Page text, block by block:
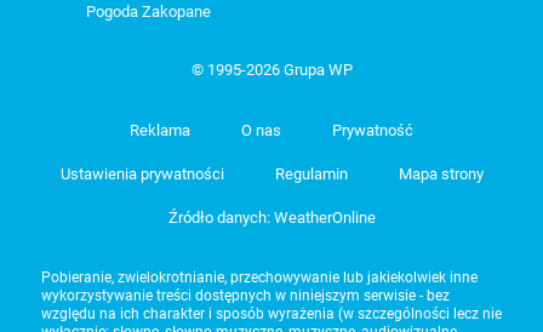
Pogoda Zakopane
© 1995-2026 Grupa WP
Reklama O nas Prywatność
Ustawienia prywatności Regulamin Mapa strony
Źródło danych: WeatherOnline
Pobieranie, zwielokrotnianie, przechowywanie lub jakiekolwiek inne
wykorzystywanie treści dostępnych w niniejszym serwisie - bez
względu na ich charakter i sposób wyrażenia (w szczególności lecz nie